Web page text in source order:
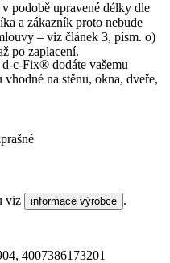
podobě upravené délky dle
a zákazník proto nebude
– viz článek 3, písm. o)
po zaplacení.
4007386173201
c-Fix® dodáte vašemu
na stěnu, okna, dveře,
viz informace výrobce .